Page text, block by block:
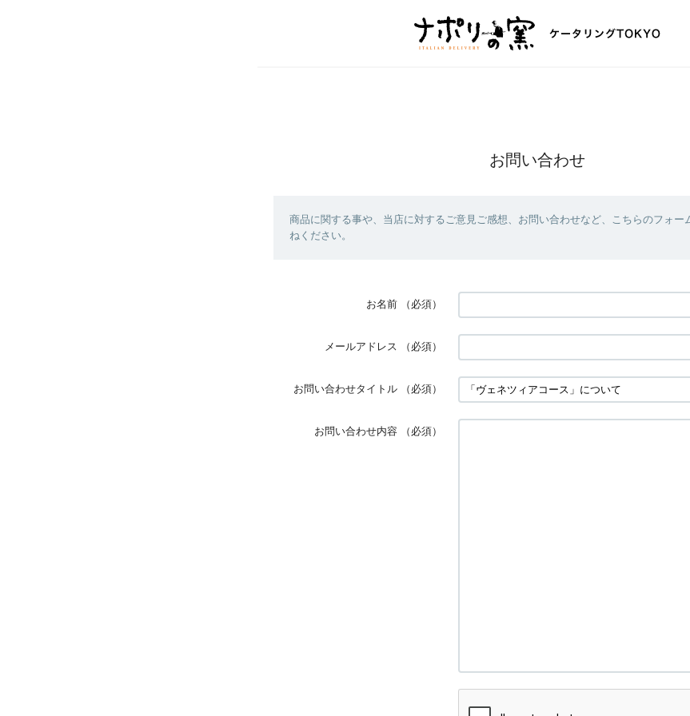
お問い合わせ
商品に関する事や、当店に対するご意見ご感想、お問い合わせなど、こちらのフォー
ねください。
お名前 （必須）
メールアドレス （必須）
お問い合わせタイトル （必須）
お問い合わせ内容 （必須）